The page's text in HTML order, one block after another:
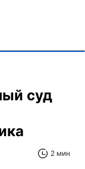
суд
2 мин